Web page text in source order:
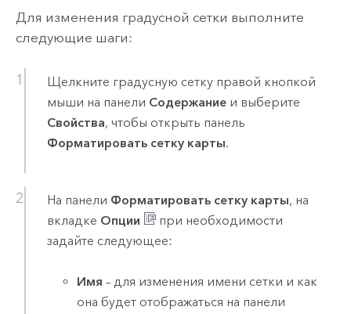
Для изменения градусной сетки выполните
следующие шаги:
Щелкните градусную сетку правой кнопкой
мыши на панели Содержаниеи выберите
Свойства, чтобы открыть панель
Форматировать сетку карты.
На панели Форматировать сетку карты, на
вкладке Опции
при необходимости
задайте следующее:
Имя – для изменения имени сетки и как
она будет отображаться на панели